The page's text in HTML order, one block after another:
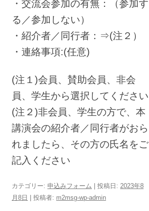
・交流会参加の有無：（参加す
る／参加しない）
・紹介者／同行者：⇒(注２）
・連絡事項:(任意)
(注１)会員、賛助会員、非会
員、学生から選択してください
(注２)非会員、学生の方で、本
講演会の紹介者／同行者がおら
れましたら、その方の氏名をご
記入ください
カテゴリー: 申込みフォーム | 投稿日: 2023年8
月8日
投稿者: m2msg-wp-admin